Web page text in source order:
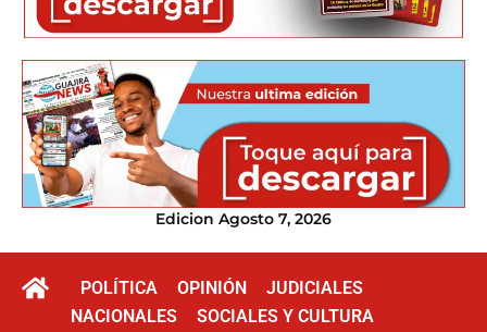
Edicion Agosto 7, 2026
POLÍTICA OPINIÓN
JUDICIALES
NACIONALES
SOCIALES Y CULTURA